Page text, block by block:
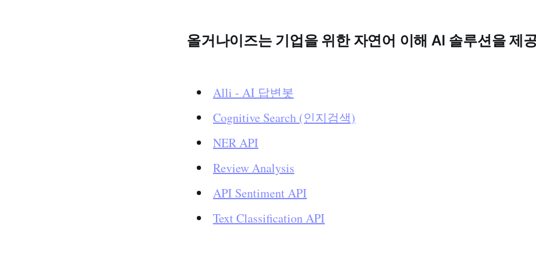
올거나이즈는 기업을 위한 자연어 이해 AI 솔루션을 제
Alli - AI 답변봇
Cognitive Search (인지검색)
NER API
Review Analysis
API Sentiment API
Text Classification API